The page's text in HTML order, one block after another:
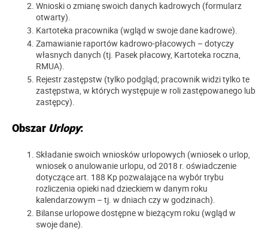
Wnioski o zmianę swoich danych kadrowych (formularz
otwarty).
Kartoteka pracownika (wgląd w swoje dane kadrowe).
Zamawianie raportów kadrowo-płacowych – dotyczy
własnych danych (tj. Pasek płacowy, Kartoteka roczna,
RMUA).
Rejestr zastępstw (tylko podgląd; pracownik widzi tylko te
zastępstwa, w których występuje w roli zastępowanego lub
zastępcy).
Obszar Urlopy:
Składanie swoich wniosków urlopowych (wniosek o urlop,
wniosek o anulowanie urlopu, od 2018 r. oświadczenie
dotyczące art. 188 Kp pozwalające na wybór trybu
rozliczenia opieki nad dzieckiem w danym roku
kalendarzowym – tj. w dniach czy w godzinach).
Bilanse urlopowe dostępne w bieżącym roku (wgląd w
swoje dane).